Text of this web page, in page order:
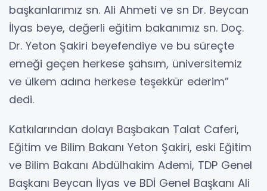
başkanlarımız sn. Ali Ahmeti ve sn Dr. Beycan
İlyas beye, değerli eğitim bakanımız sn. Doç.
Dr. Yeton Şakiri beyefendiye ve bu süreçte
emeği geçen herkese şahsım, üniversitemiz
ve ülkem adına herkese teşekkür ederim”
dedi.
Katkılarından dolayı Başbakan Talat Caferi,
Eğitim ve Bilim Bakanı Yeton Şakiri, eski Eğitim
ve Bilim Bakanı Abdülhakim Ademi, TDP Genel
Başkanı Beycan İlyas ve BDİ Genel Başkanı Ali